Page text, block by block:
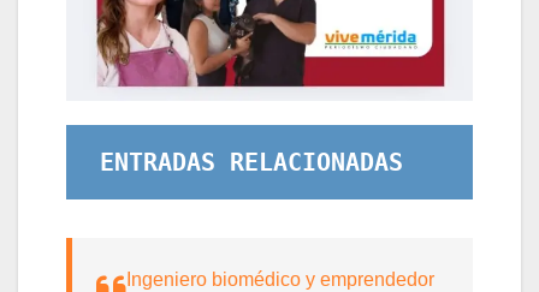
ENTRADAS RELACIONADAS
Ingeniero biomédico y emprendedor